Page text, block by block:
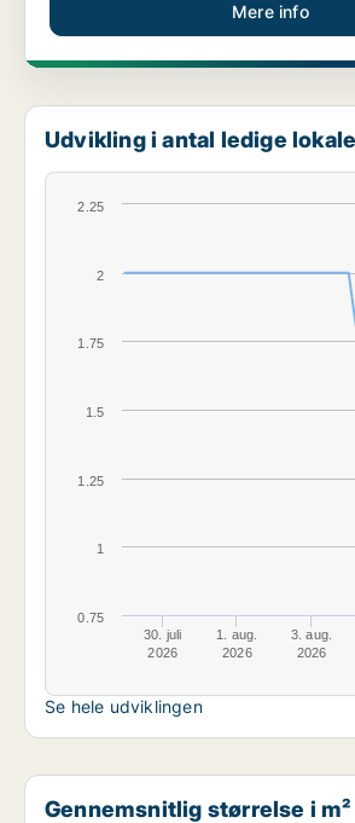
Mere info
Udvikling i antal ledige
30. juli
2026
1. aug.
2026
3. aug.
2026
1
2
0.75
1.25
1.5
1.75
2.25
Se hele udviklingen
Gennemsnitlig størrelse i m²